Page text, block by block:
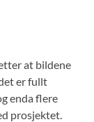
at bildene
er fullt
enda flere
prosjektet.